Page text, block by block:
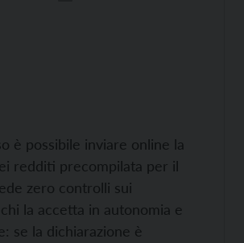
è possibile inviare online la
redditi precompilata per il
zero controlli sui
la accetta in autonomia e
se la dichiarazione è